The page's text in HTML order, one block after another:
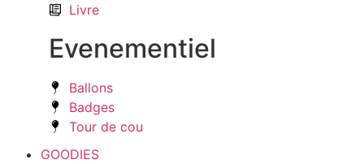
Livre
Evenementiel
Ballons
Badges
Tour de cou
GOODIES